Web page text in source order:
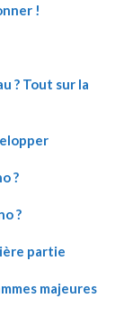
!
? Tout sur la
?
?
partie
majeures